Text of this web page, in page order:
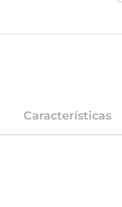
Características